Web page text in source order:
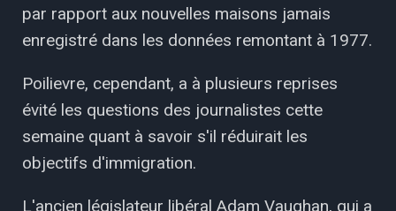
par rapport aux nouvelles maisons jamais
enregistré dans les données remontant à 1977.
Poilievre, cependant, a à plusieurs reprises
évité les questions des journalistes cette
semaine quant à savoir s'il réduirait les
objectifs d'immigration.
L'ancien législateur libéral Adam Vaughan, qui a